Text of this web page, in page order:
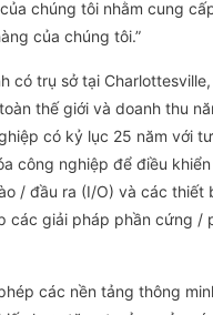
chúng tôi nhằm cung
của chúng tôi.”
có trụ sở tại
thế giới và doanh thu
có kỷ lục 25 năm với
công nghiệp để điều
/ đầu ra (I/O) và các thiết
các giải pháp phần cứng /
các nền tảng thông